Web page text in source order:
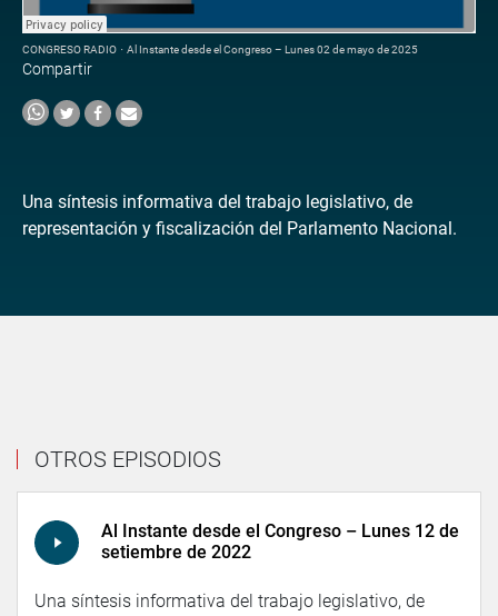
CONGRESO RADIO · Al Instante desde el Congreso – Lunes 02 de mayo de 2025
Compartir
Una síntesis informativa del trabajo legislativo, de
representación y fiscalización del Parlamento Nacional.
OTROS EPISODIOS
Al Instante desde el Congreso – Lunes 12 de
setiembre de 2022
Una síntesis informativa del trabajo legislativo, de